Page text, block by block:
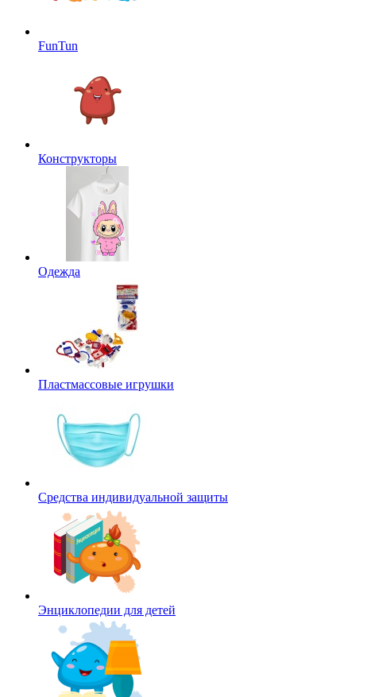
FunTun
Конструкторы
Одежда
Пластмассовые игрушки
Средства индивидуальной защиты
Энциклопедии для детей